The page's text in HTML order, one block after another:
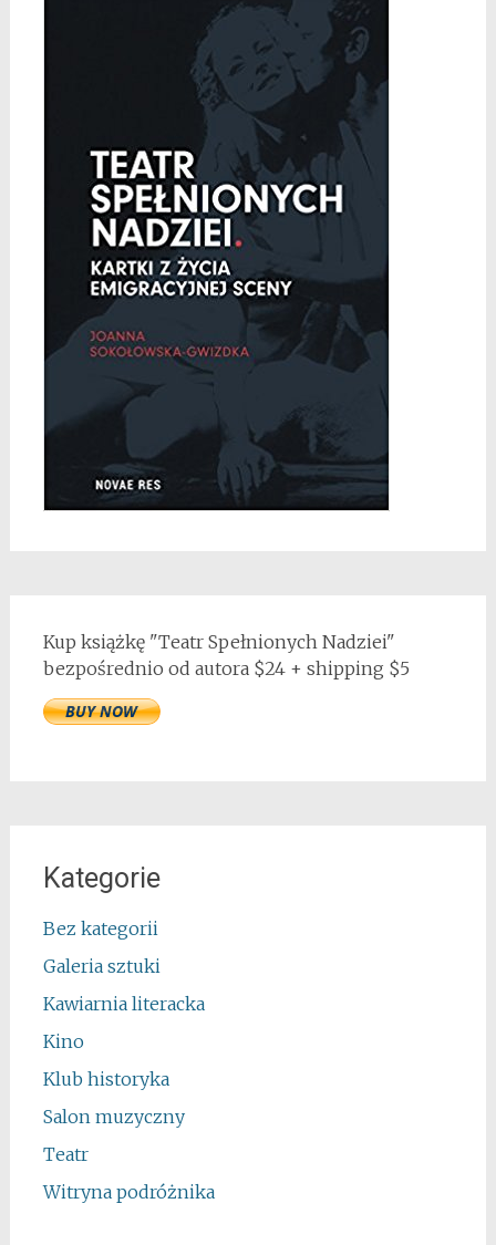
Kup książkę "Teatr Spełnionych Nadziei"
bezpośrednio od autora $24 + shipping $5
Kategorie
Bez kategorii
Galeria sztuki
Kawiarnia literacka
Kino
Klub historyka
Salon muzyczny
Teatr
Witryna podróżnika